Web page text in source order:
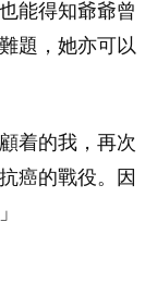
能得知爺爺曾
題，她亦可以
着的我，再次
癌的戰役。因